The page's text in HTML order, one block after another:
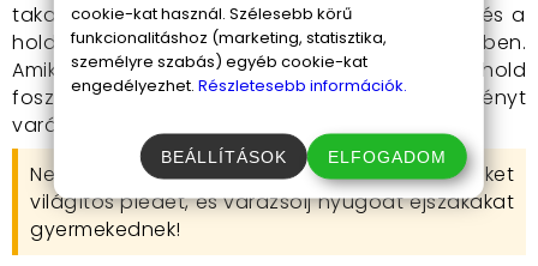
takarót az ágyra, és hagyd, hogy a csillagok és a
hold feltöltődjenek fénnyel a nappali fényben.
Amikor besötétedik, a csillagok és a hold
foszforeszkálni fognak, varázslatos fényt
varázsolva a gyermekszobába.
Ne várj tovább,rendeld mega Magic Blanket
világítós plédet, és varázsolj nyugodt éjszakákat
gyermekednek!
cookie-kat használ. Szélesebb körű
funkcionalitáshoz (marketing, statisztika,
személyre szabás) egyéb cookie-kat
engedélyezhet. Részletesebb információk.
BEÁLLÍTÁSOK ELFOGADOM